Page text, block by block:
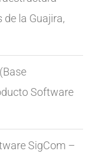
la Guajira,
Software
SigCom –